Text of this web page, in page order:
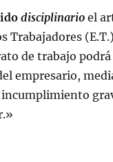
disciplinario el
Trabajadores
de trabajo
empresario,
incumplimiento